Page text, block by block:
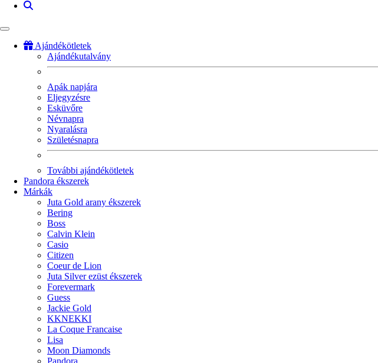
Ajándékötletek
Ajándékutalvány
Apák napjára
Eljegyzésre
Esküvőre
Névnapra
Nyaralásra
Születésnapra
További ajándékötletek
Pandora ékszerek
Márkák
Juta Gold arany ékszerek
Bering
Boss
Calvin Klein
Casio
Citizen
Coeur de Lion
Juta Silver ezüst ékszerek
Forevermark
Guess
Jackie Gold
KKNEKKI
La Coque Francaise
Lisa
Moon Diamonds
Pandora